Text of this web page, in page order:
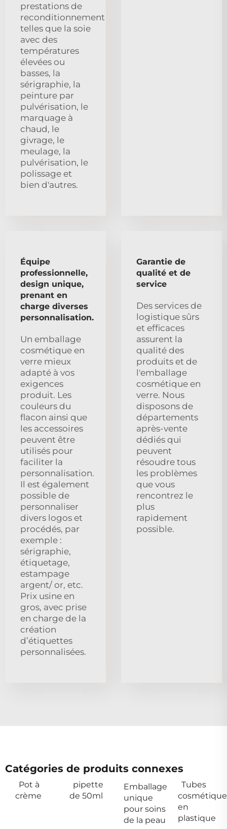
prestations de
reconditionnement
telles que la soie
avec des
températures
élevées ou
basses, la
sérigraphie, la
peinture par
pulvérisation, le
marquage à
chaud, le
givrage, le
meulage, la
pulvérisation, le
polissage et
bien d'autres.
Équipe
professionnelle,
design unique,
prenant en
charge diverses
personnalisation.
Un emballage
cosmétique en
verre mieux
adapté à vos
exigences
produit. Les
couleurs du
flacon ainsi que
les accessoires
peuvent être
utilisés pour
faciliter la
personnalisation.
Il est également
possible de
personnaliser
divers logos et
procédés, par
exemple :
sérigraphie,
étiquetage,
estampage
argent/ or, etc.
Prix usine en
gros, avec prise
en charge de la
création
d’étiquettes
personnalisées.
Garantie de
qualité et de
service
Des services de
logistique sûrs
et efficaces
assurent la
qualité des
produits et de
l'emballage
cosmétique en
verre. Nous
disposons de
départements
après-vente
dédiés qui
peuvent
résoudre tous
les problèmes
que vous
rencontrez le
plus
rapidement
possible.
Catégories de produits connexes
Pot à
crème
pipette
de 50ml
Emballage
unique
pour soins
de la peau
Tubes
en
plastique